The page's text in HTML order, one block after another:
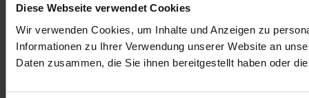
Diese Webseite verwendet Cookies
Wir verwenden Cookies, um Inhalte und Anzeigen zu
Informationen zu Ihrer Verwendung unserer Website an
Daten zusammen, die Sie ihnen bereitgestellt haben oder